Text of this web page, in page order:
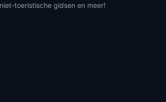
toeristische gidsen en meer!